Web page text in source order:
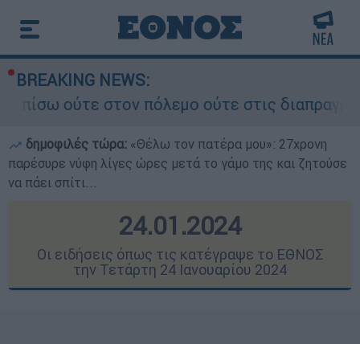
BREAKING NEWS:
πόλεμο ούτε στις διαπραγματεύσεις» - Οι
δημοφιλές τώρα: «Θέλω τον πατέρα μου»: 27χρονη
παρέσυρε νύφη λίγες ώρες μετά το γάμο της και ζητούσε
να πάει σπίτι...
24.01.2024
Οι ειδήσεις όπως τις κατέγραψε το ΕΘΝΟΣ
την Τετάρτη 24 Ιανουαρίου 2024